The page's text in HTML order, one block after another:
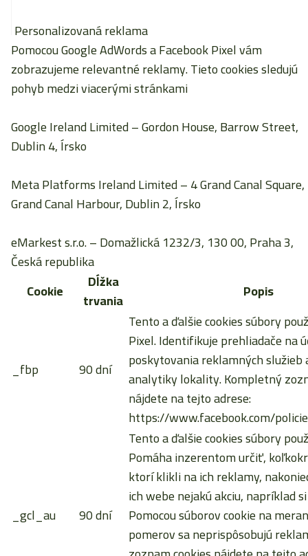
Personalizovaná reklama
Pomocou Google AdWords a Facebook Pixel vám
zobrazujeme relevantné reklamy. Tieto cookies sledujú
pohyb medzi viacerými stránkami
Google Ireland Limited– Gordon House, Barrow Street,
Dublin 4, Írsko
Meta Platforms Ireland Limited– 4 Grand Canal Square,
Grand Canal Harbour, Dublin 2, Írsko
eMarkest s.r.o.– Domažlická 1232/3, 130 00, Praha 3,
Česká republika
Cookie
Dĺžka
trvania
Popis
_fbp 90 dní
Tento a ďalšie cookies súbory
Pixel. Identifikuje prehliadače na
poskytovania reklamných služieb
analytiky lokality. Kompletný
nájdete na tejto adrese:
https://www.facebook.com/
_gcl_au 90 dní
Tento a ďalšie cookies súbory
Pomáha inzerentom určiť,
ktorí klikli na ich reklamy,
ich webe nejakú akciu, napríklad
Pomocou súborov cookie na
pomerov sa neprispôsobujú